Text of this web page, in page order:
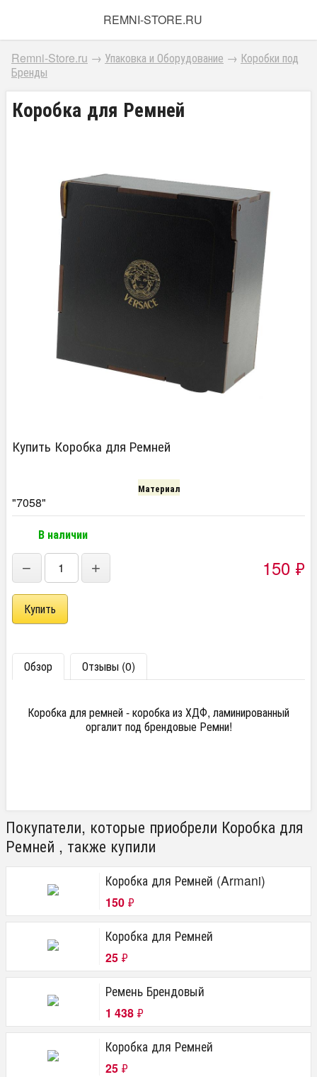
REMNI-STORE.RU
Remni-Store.ru → Упаковка и Оборудование → Коробки под
Бренды
Коробка для Ремней
Купить Коробка для Ремней
Материал
"7058"
В наличии
− + 150 ₽
Обзор Отзывы (0)
Коробка для ремней - коробка из ХДФ, ламинированный
оргалит под брендовые Ремни!
Покупатели, которые приобрели Коробка для
Ремней , также купили
Коробка для Ремней (Armani)
150 ₽
Коробка для Ремней
25 ₽
Ремень Брендовый
1 438 ₽
Коробка для Ремней
25 ₽